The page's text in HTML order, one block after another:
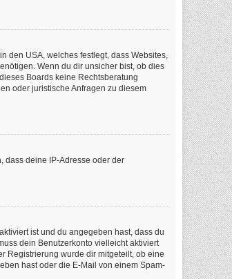
den USA, welches festlegt, dass Websites,
Wenn du dir unsicher bist, ob dies
Boards keine Rechtsberatung
oder juristische Anfragen zu diesem
dass deine IP-Adresse oder der
aktiviert ist und du angegeben hast, dass du
dein Benutzerkonto vielleicht aktiviert
Registrierung wurde dir mitgeteilt, ob eine
hast oder die E-Mail von einem Spam-